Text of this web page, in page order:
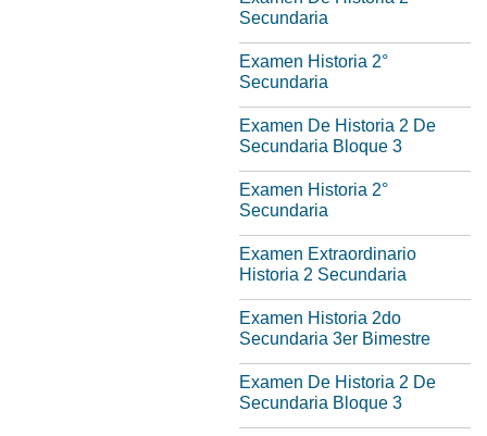
Secundaria
Examen Historia 2°
Secundaria
Examen De Historia 2 De
Secundaria Bloque 3
Examen Historia 2°
Secundaria
Examen Extraordinario
Historia 2 Secundaria
Examen Historia 2do
Secundaria 3er Bimestre
Examen De Historia 2 De
Secundaria Bloque 3